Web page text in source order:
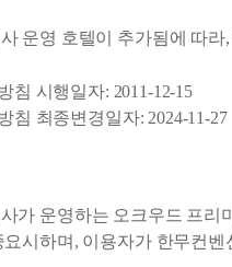
운영 호텔이 추가됨에 따
침 시행일자: 2011-12-15
침 최종변경일자: 2024-11-27
가 운영하는 오크우드 프
시하며, 이용자가 한무컨